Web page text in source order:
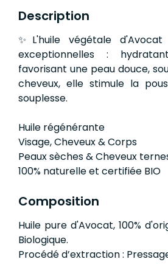
Description
✨L'huile végétale
exceptionnelles :
favorisant une peau douce,
cheveux, elle stimule la
souplesse.
Huile régénérante
Visage, Cheveux & Corps
Peaux sèches & Cheveux
100% naturelle et certifiée BIO
Composition
Huile pure d'Avocat, 100%
Biologique.
Procédé d’extraction :